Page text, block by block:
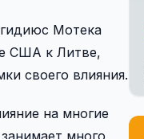
Мотека
США к Литве,
своего влияния.
на многие
много